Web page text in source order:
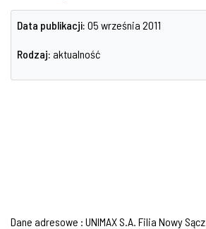
Data publikacji: 05 września 2011
Rodzaj: aktualność
Dane adresowe : UNIMAX S.A. Filia Nowy Sącz